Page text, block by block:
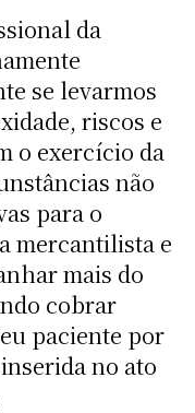
da
se levarmos
riscos e
o exercício da
não
para o
mercantilista e
mais do
cobrar
paciente por
no ato